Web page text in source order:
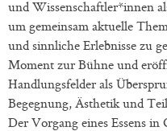
und Wissenschaftler*innen
um gemeinsam aktuelle
und sinnliche Erlebnisse zu
Moment zur Bühne und
Handlungsfelder als
Begegnung, Ästhetik und
Der Vorgang eines Essens